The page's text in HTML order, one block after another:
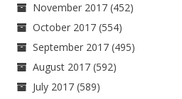
November 2017 (452)
October 2017 (554)
September 2017 (495)
August 2017 (592)
July 2017 (589)